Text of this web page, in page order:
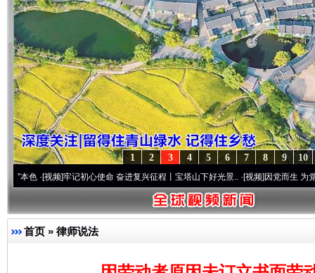
10
9
8
7
6
5
4
3
2
1
牢记初心使命 奋进复兴征程丨宝塔山下好光景..·[视频]因党而生 为党而战——百
首页 » 律师说法